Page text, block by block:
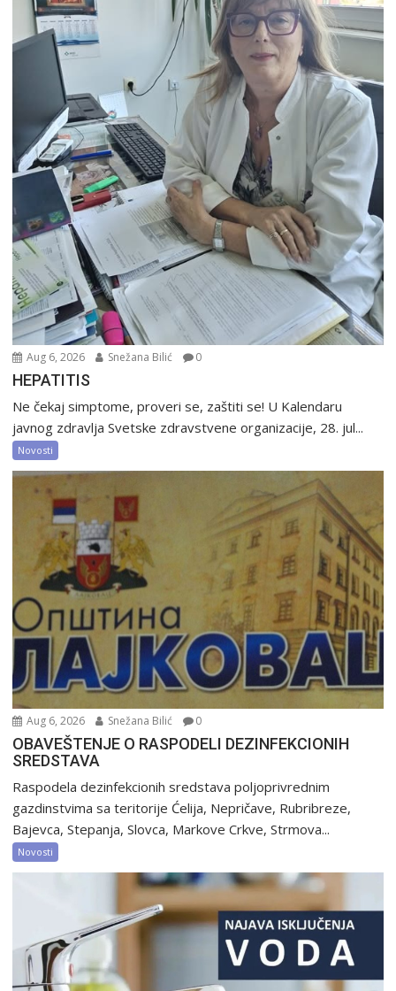
Aug 6, 2026 Snežana Bilić 0
HEPATITIS
Ne čekaj simptome, proveri se, zaštiti se! U Kalendaru
javnog zdravlja Svetske zdravstvene organizacije, 28. jul...
Novosti
Aug 6, 2026 Snežana Bilić 0
OBAVEŠTENJE O RASPODELI DEZINFEKCIONIH
SREDSTAVA
Raspodela dezinfekcionih sredstava poljoprivrednim
gazdinstvima sa teritorije Ćelija, Nepričave, Rubribreze,
Bajevca, Stepanja, Slovca, Markove Crkve, Strmova...
Novosti